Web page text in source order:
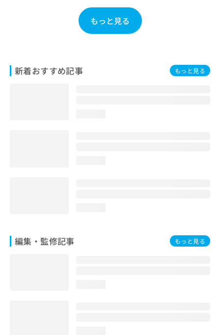
もっと見る
新着おすすめ記事 もっと見る
編集・監修記事 もっと見る
は
こ